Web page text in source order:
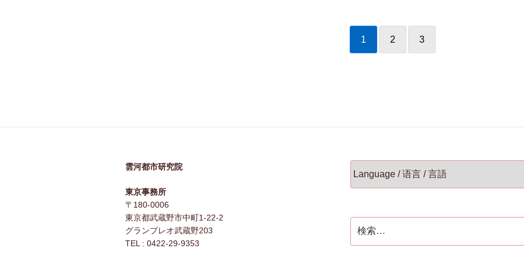
1 2 3
雲河都市研究院
東京事務所
〒180-0006
東京都武蔵野市中町1-22-2
グランプレオ武蔵野203
TEL : 0422-29-9353
索: